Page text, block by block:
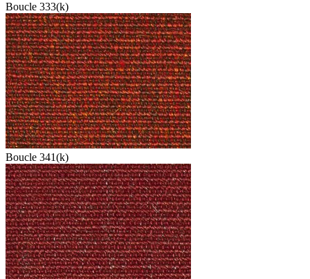
Boucle 333(k)
Boucle 341(k)